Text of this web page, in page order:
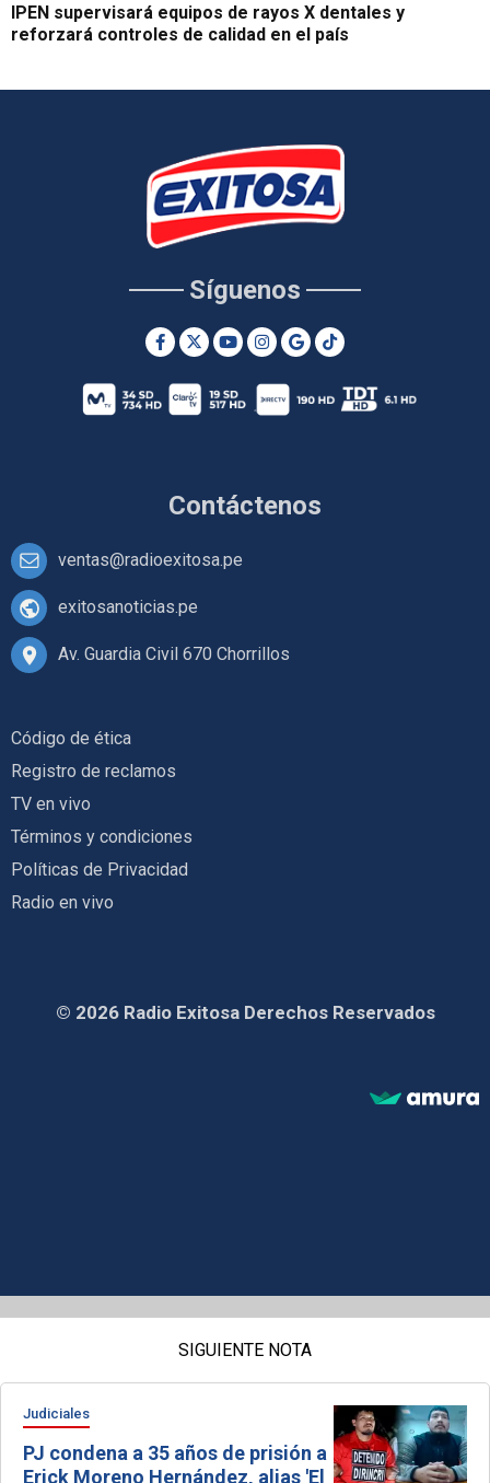
IPEN supervisará equipos de rayos X dentales y
reforzará controles de calidad en el país
Contáctenos
ventas@radioexitosa.pe
exitosanoticias.pe
Av. Guardia Civil 670 Chorrillos
Síguenos
Código de ética
Registro de reclamos
TV en vivo
Términos y condiciones
Políticas de Privacidad
Radio en vivo
© 2026 Radio Exitosa Derechos Reservados
SIGUIENTE NOTA
Judiciales
PJ condena a 35 años de prisión a
Erick Moreno Hernández, alias 'El